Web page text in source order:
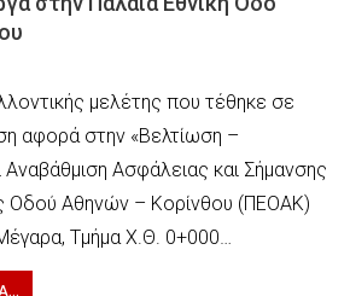
μελέτης που τέθηκε σε
αφορά στην «Βελτίωση –
Αναβάθμιση Ασφάλειας και Σήμανσης
Οδού Αθηνών – Κορίνθου (ΠΕΟΑΚ)
Τμήμα Χ.Θ. 0+000…